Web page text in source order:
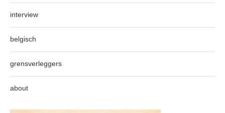
interview
belgisch
grensverleggers
about